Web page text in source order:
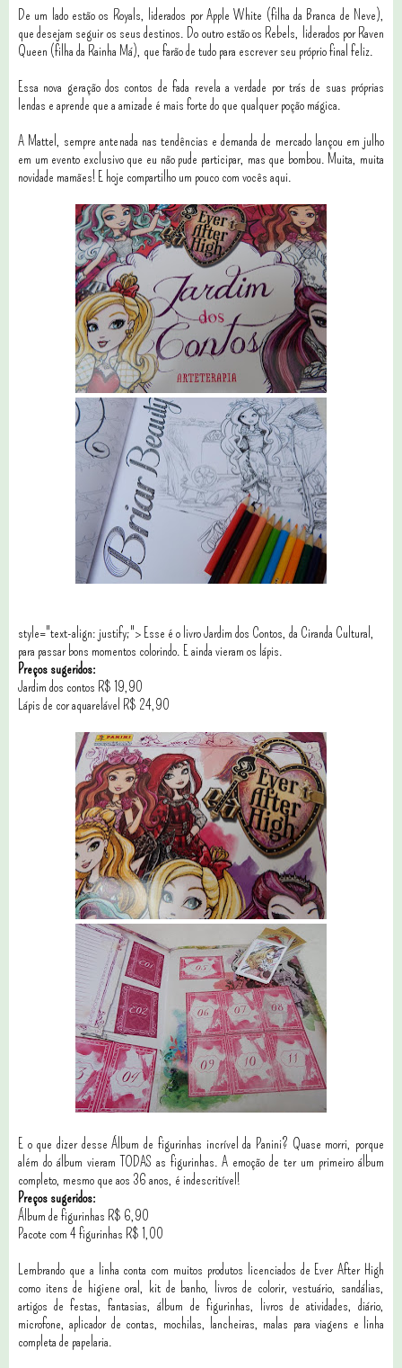
De um lado estão os Royals, liderados por Apple White (filha da Branca de Neve),
que desejam seguir os seus destinos. Do outro estão os Rebels, liderados por Raven
Queen (filha da Rainha Má), que farão de tudo para escrever seu próprio final feliz.
Essa nova geração dos contos de fada revela a verdade por trás de suas próprias
lendas e aprende que a amizade é mais forte do que qualquer poção mágica.
A Mattel, sempre antenada nas tendências e demanda de mercado lançou em julho
em um evento exclusivo que eu não pude participar, mas que bombou. Muita, muita
novidade mamães! E hoje compartilho um pouco com vocês aqui.
style="text-align: justify;"> Esse é o livro Jardim dos Contos, da Ciranda Cultural,
para passar bons momentos colorindo. E ainda vieram os lápis.
Preços sugeridos:
Jardim dos contos R$ 19,90
Lápis de cor aquarelável R$ 24,90
E o que dizer desse Álbum de figurinhas incrível da Panini? Quase morri, porque
além do álbum vieram TODAS as figurinhas. A emoção de ter um primeiro álbum
completo, mesmo que aos 36 anos, é indescritível!
Preços sugeridos:
Álbum de figurinhas R$ 6,90
Pacote com 4 figurinhas R$ 1,00
Lembrando que a linha conta com muitos produtos licenciados de Ever After High
como itens de higiene oral, kit de banho, livros de colorir, vestuário, sandálias,
artigos de festas, fantasias, álbum de figurinhas, livros de atividades, diário,
microfone, aplicador de contas, mochilas, lancheiras, malas para viagens e linha
completa de papelaria.